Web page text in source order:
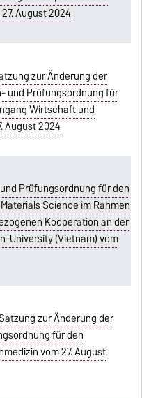
August 2024
zur Änderung der
und Prüfungsordnung für
Wirtschaft und
August 2024
Prüfungsordnung für den
Science im Rahmen
Kooperation an der
University (Vietnam) vom
zur Änderung der
für den
vom 27. August